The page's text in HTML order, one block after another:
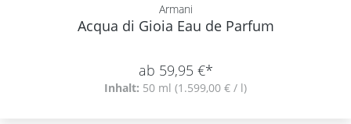
Armani
Acqua di Gioia Eau de Parfum
ab 59,95 €*
Inhalt: 50 ml (1.599,00 € / l)